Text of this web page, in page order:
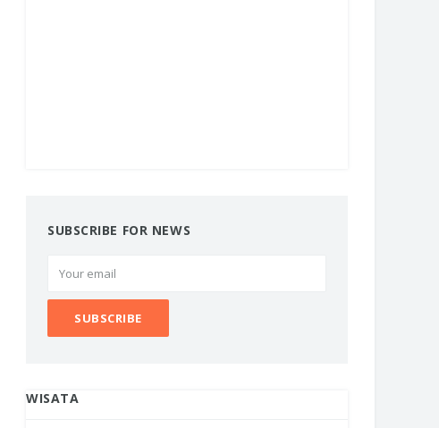
SUBSCRIBE FOR NEWS
WISATA